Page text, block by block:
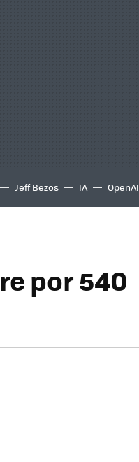
Jeff Bezos IA OpenAI
por 540